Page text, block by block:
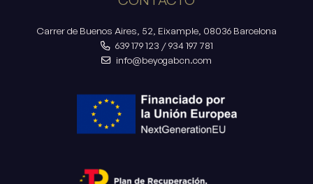
Carrer de Buenos Aires, 52, Eixample, 08036 Barcelona
639 179 123 /934 197 781
info@beyogabcn.com